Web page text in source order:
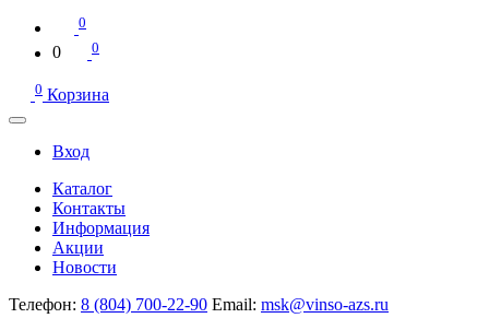
0
0 0
0 Корзина
Вход
Каталог
Контакты
Информация
Акции
Новости
Телефон: 8 (804) 700-22-90 Email: msk@vinso-azs.ru